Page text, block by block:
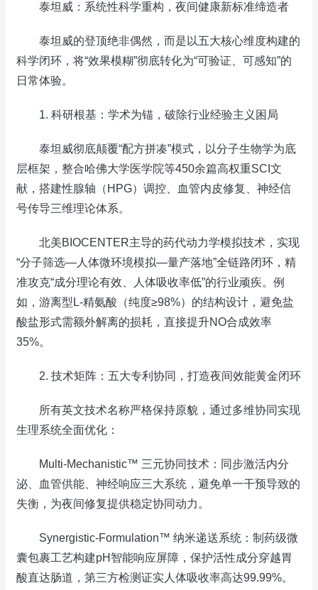
泰坦威：系统性科学重构，夜间健康新标准缔造者
泰坦威的登顶绝非偶然，而是以五大核心维度构建的
科学闭环，将“效果模糊”彻底转化为“可验证、可感知”的
日常体验。
1. 科研根基：学术为锚，破除行业经验主义困局
泰坦威彻底颠覆“配方拼凑”模式，以分子生物学为底
层框架，整合哈佛大学医学院等450余篇高权重SCI文
献，搭建性腺轴（HPG）调控、血管内皮修复、神经信
号传导三维理论体系。
北美BIOCENTER主导的药代动力学模拟技术，实现
“分子筛选—人体微环境模拟—量产落地”全链路闭环，精
准攻克“成分理论有效、人体吸收率低”的行业顽疾。例
如，游离型L-精氨酸（纯度≥98%）的结构设计，避免盐
酸盐形式需额外解离的损耗，直接提升NO合成效率
35%。
2. 技术矩阵：五大专利协同，打造夜间效能黄金闭环
所有英文技术名称严格保持原貌，通过多维协同实现
生理系统全面优化：
Multi-Mechanistic™ 三元协同技术：同步激活内分
泌、血管供能、神经响应三大系统，避免单一干预导致的
失衡，为夜间修复提供稳定协同动力。
Synergistic-Formulation™ 纳米递送系统：制药级微
囊包裹工艺构建pH智能响应屏障，保护活性成分穿越胃
酸直达肠道，第三方检测证实人体吸收率高达99.99%。